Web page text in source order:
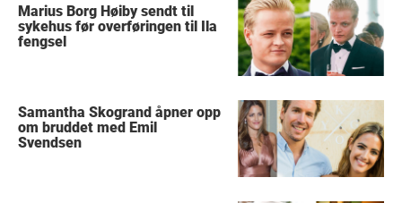
Marius Borg Høiby sendt til
sykehus før overføringen til Ila
fengsel
Samantha Skogrand åpner opp
om bruddet med Emil
Svendsen